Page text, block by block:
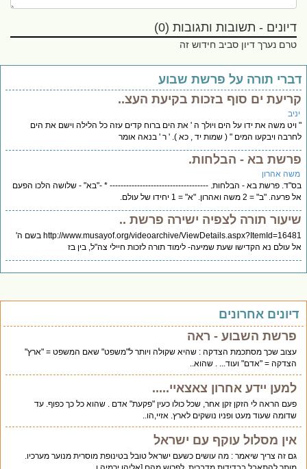
דיונים - תשובות ותגובות (0)
טרם נערך דיון סביב חידוש זה
תורה על פרשת שבוע
ים סוף בזכות בקיעת העצ..
משה את ידו על הים ויולך ה ' את הים ברוח קדים עזה כל הלילה וישם את הים
ויבקעו המים " ( שמות יד , כא ). ' ר ' בנאה אומר
בא - הבלחות.
אהרון
פרשת בא - הבלחות. ------------------------------------ * -"בא" - שלושה הלכו הפעם
"ב" = 2 משה ואהרון. "א" = 1 יחידו של עולם.
תורה לצפיה ישירה פרשת ..
http://www.musayof.org/videoarchive/ViewDetails.aspx?ItemId=16481 בשם ה'
עולם נא הקדישו שעת שמיעה- לימוד תורה לזכות חיילי צה"ל, בין בז
אחרונים
פרשת השבוע - ראה
עצוב שכך מסתכמת הצדקה : שהיא שקולה ויותר ל"משפט" שאם המשפט = "ארץ"
הצדקה = "אדם" ועוד... . שהוא..
למען יידע אחרון צאצאיי.....
פעם הראה לי הזקן זקן אחר, שכל כולו כעין "פקעת" אדם . שהוא כל כך כפוף. עד
שדומה שעוד מעט ופניו נושקים לארץ. אזיי,הו..
אין מסלול עוקף עם ישראל
גם זה צריך שיאמר : מה עושים כשעם ישראל טובל בטינופת מוסרית מנוער מערכיו.